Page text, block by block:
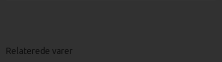
Relaterede varer